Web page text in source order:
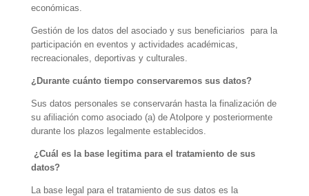
económicas.
Gestión de los datos del asociado y sus beneficiarios para la
participación en eventos y actividades académicas,
recreacionales, deportivas y culturales.
¿Durante cuánto tiempo conservaremos sus datos?
Sus datos personales se conservarán hasta la finalización de
su afiliación como asociado (a) de Atolpore y posteriormente
durante los plazos legalmente establecidos.
¿Cuál es la base legitima para el tratamiento de sus
datos?
La base legal para el tratamiento de sus datos es la